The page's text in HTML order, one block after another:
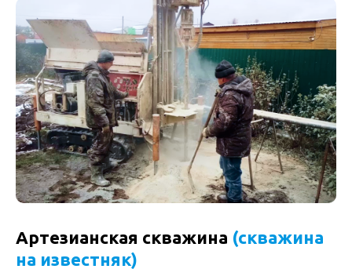
Артезианская скважина (скважина
на известняк)